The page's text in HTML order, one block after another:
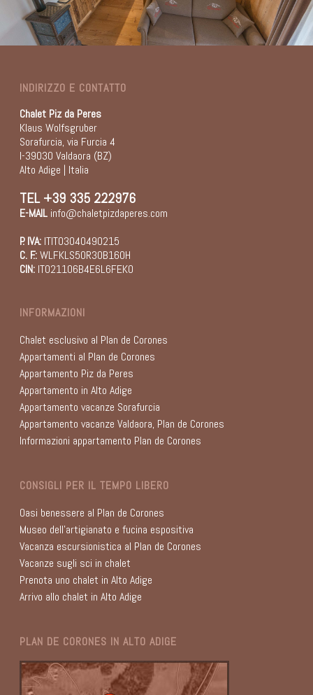
INDIRIZZO E CONTATTO
Chalet Piz da Peres
Klaus Wolfsgruber
Sorafurcia, via Furcia 4
I-39030 Valdaora (BZ)
Alto Adige | Italia
TEL+39 335 222976
E-MAIL info@chaletpizdaperes.com
P. IVA: ITIT03040490215
C. F.:WLFKLS50R30B160H
CIN: IT021106B4E6L6FEKO
INFORMAZIONI
Chalet esclusivo al Plan de Corones
Appartamenti al Plan de Corones
Appartamento Piz da Peres
Appartamento in Alto Adige
Appartamento vacanze Sorafurcia
Appartamento vacanze Valdaora, Plan de Corones
Informazioni appartamento Plan de Corones
CONSIGLI PER IL TEMPO LIBERO
Oasi benessere al Plan de Corones
Museo dell’artigianato e fucina espositiva
Vacanza escursionistica al Plan de Corones
Vacanze sugli sci in chalet
Prenota uno chalet in Alto Adige
Arrivo allo chalet in Alto Adige
PLAN DE CORONES IN ALTO ADIGE